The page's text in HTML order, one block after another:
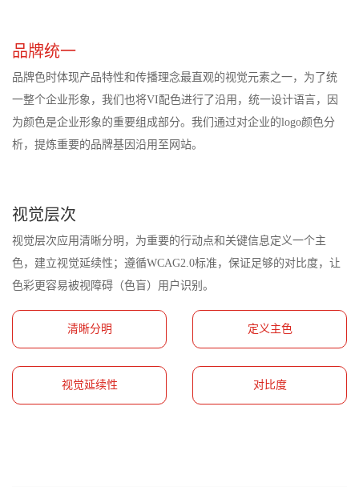
品牌统一
品牌色时体现产品特性和传播理念最直观的视觉元素之一，为了统
一整个企业形象，我们也将VI配色进行了沿用，统一设计语言，因
为颜色是企业形象的重要组成部分。我们通过对企业的logo颜色分
析，提炼重要的品牌基因沿用至网站。
视觉层次
视觉层次应用清晰分明，为重要的行动点和关键信息定义一个主
色，建立视觉延续性；遵循WCAG2.0标准，保证足够的对比度，让
色彩更容易被视障碍（色盲）用户识别。
清晰分明 定义主色
视觉延续性 对比度